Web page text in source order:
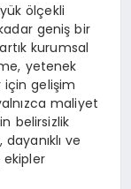
ölçekli
geniş bir
kurumsal
yetenek
gelişim
maliyet
belirsizlik
ve